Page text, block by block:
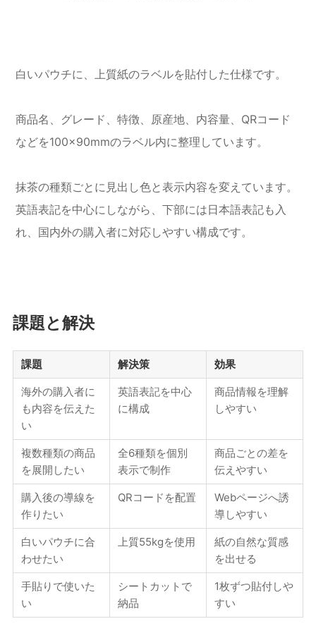
白いパウチに、上質紙のラベルを貼付した仕様です。
商品名、グレード、特徴、原産地、内容量、QRコード
などを100×90mmのラベル内に整理しています。
抹茶の種類ごとに見出し色と表示内容を変えています。
英語表記を中心にしながら、下部には日本語表記も入
れ、国内外の購入者に対応しやすい構成です。
課題と解決
課題 解決策 効果
海外の購入者に
も内容を伝えた
い
英語表記を中心
に構成
商品情報を理解
しやすい
複数種類の商品
を展開したい
全6種類を個別
表示で制作
商品ごとの差を
伝えやすい
購入後の導線を
作りたい
QRコードを配置
Webページへ誘
導しやすい
白いパウチに合
わせたい
上質55kgを使用
紙の自然な質感
を出せる
手貼りで使いた
い
シートカットで
納品
1枚ずつ貼付しや
すい